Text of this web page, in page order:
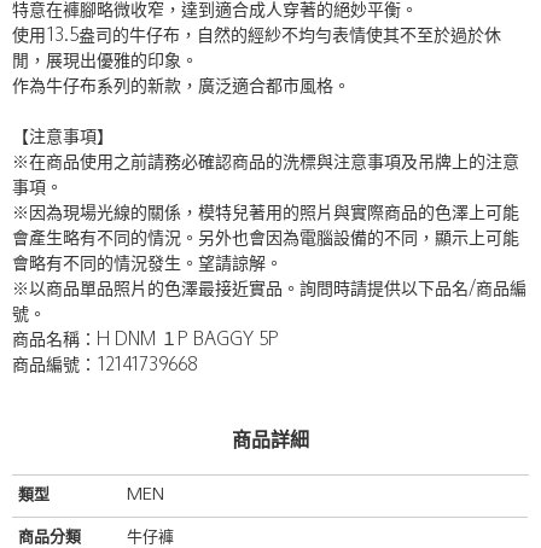
特意在褲腳略微收窄，達到適合成人穿著的絕妙平衡。
使用13.5盎司的牛仔布，自然的經紗不均勻表情使其不至於過於休
閒，展現出優雅的印象。
作為牛仔布系列的新款，廣泛適合都市風格。
【注意事項】
※在商品使用之前請務必確認商品的洗標與注意事項及吊牌上的注意
事項。
※因為現場光線的關係，模特兒著用的照片與實際商品的色澤上可能
會產生略有不同的情況。另外也會因為電腦設備的不同，顯示上可能
會略有不同的情況發生。望請諒解。
※以商品單品照片的色澤最接近實品。詢問時請提供以下品名/商品編
號。
商品名稱：H DNM １P BAGGY 5P
商品編號：12141739668
商品詳細
類型 MEN
商品分類 牛仔褲